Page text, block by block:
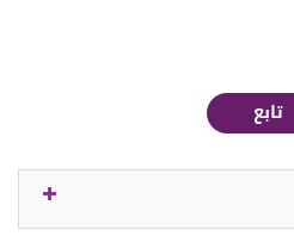
تابع